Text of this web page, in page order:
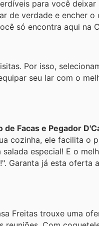
para você deixar
de verdade e encher o
só encontra aqui na
Por isso,
seu lar com o
de Facas e Pegador
cozinha, ele facilita o
especial! E o
Garanta já esta oferta
Freitas trouxe uma